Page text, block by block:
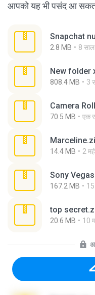
आपको यह भी पसंद आ
Snapchat
2.8 MB 8
New folder
808.4 MB 3
Camera
70.5 MB एक
14.4 MB 2
Sony
167.2 MB
top
20.6 MB 10